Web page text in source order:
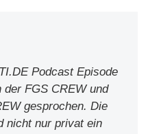
Podcast Episode
FGS CREW und
gesprochen. Die
nicht nur privat ein